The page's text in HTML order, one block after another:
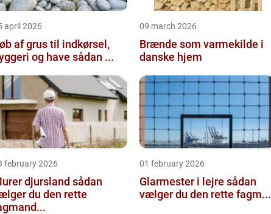
april 2026
af grus til indkørsel,
byggeri og have sådan ...
09 march 2026
Brænde som varmekilde i
danske hjem
february 2026
djursland sådan
du den rette
01 february 2026
Glarmester i lejre sådan
vælger du den rette fagm...